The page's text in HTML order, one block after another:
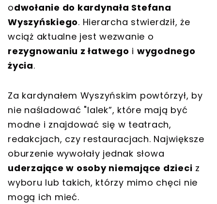
odwołanie do kardynała Stefana
Wyszyńskiego. Hierarcha stwierdził, że
wciąż aktualne jest wezwanie o
rezygnowaniu z łatwego i wygodnego
życia.
Za kardynałem Wyszyńskim powtórzył, by
nie naśladować "lalek”, które mają być
modne i znajdować się w teatrach,
redakcjach, czy restauracjach. Największe
oburzenie wywołały jednak słowa
uderzające w osoby niemające dzieci z
wyboru lub takich, którzy mimo chęci nie
mogą ich mieć.